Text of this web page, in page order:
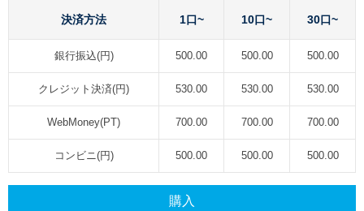
決済方法 1口~ 10口~ 30口~
銀行振込(円) 500.00 500.00 500.00
クレジット決済(円) 530.00 530.00 530.00
WebMoney(PT) 700.00 700.00 700.00
コンビニ(円) 500.00 500.00 500.00
購入